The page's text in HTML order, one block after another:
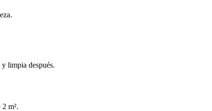
limpia después.
m².